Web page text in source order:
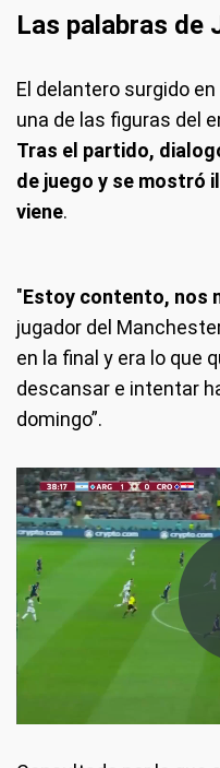
Las palabras de
El delantero surgido
una de las figuras del
Tras el partido,
de juego y se mostró
viene.
"Estoy contento, nos
jugador del
en la final y era lo que
descansar e intentar
domingo”.